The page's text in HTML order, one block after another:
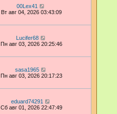
00Lex41
Вт авг 04, 2026 03:43:09
Lucifer68
Пн авг 03, 2026 20:25:46
sasa1965
Пн авг 03, 2026 20:17:23
eduard74291
Сб авг 01, 2026 22:47:49